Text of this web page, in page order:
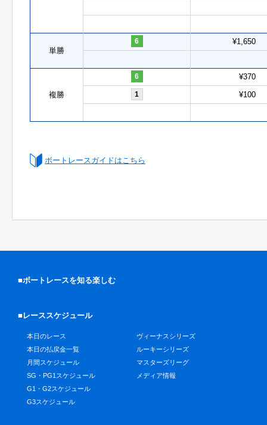
単勝
6 ¥1,650
複勝
6 ¥370
1 ¥100
ボートレースガイドはこちら
■ボートレースを知る楽しむ
■レーススケジュール
本日のレース
本日の払戻金一覧
月間スケジュール
SG・PG1スケジュール
G1・G2スケジュール
G3スケジュール
ヴィーナスシリーズ
ルーキーシリーズ
マスターズリーグ
メディア情報